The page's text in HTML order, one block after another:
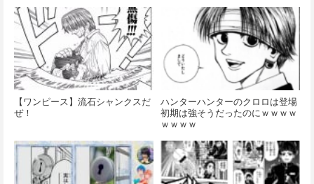
【ワンピース】流石シャンクスだ
ぜ！
ハンターハンターのクロロは登場
初期は強そうだったのにｗｗｗｗ
ｗｗｗｗ